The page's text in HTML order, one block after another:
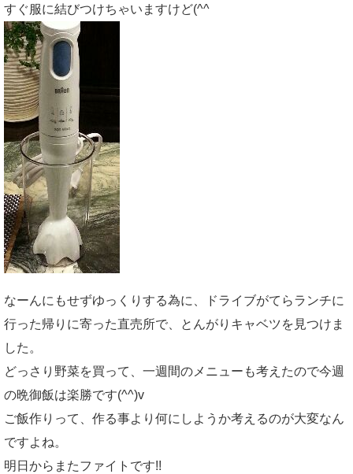
すぐ服に結びつけちゃいますけど(^^ゞ
なーんにもせずゆっくりする為に、ドライブがてらランチに
行った帰りに寄った直売所で、とんがりキャベツを見つけま
した。
どっさり野菜を買って、一週間のメニューも考えたので今週
の晩御飯は楽勝です(^^)v
ご飯作りって、作る事より何にしようか考えるのが大変なん
ですよね。
明日からまたファイトです!!